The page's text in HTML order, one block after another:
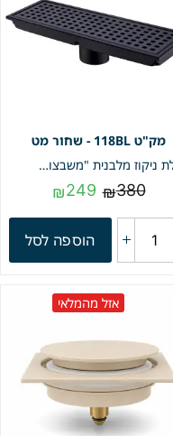
118BL - שחור מט
תעלת ניקוז מלבנית "משבצות" | 11/30 | פטנט חוסם ריחות וחרקים | שחור מט | מק"ט 118BL
₪380
₪249
הוספה לסל
אזל מהמלאי